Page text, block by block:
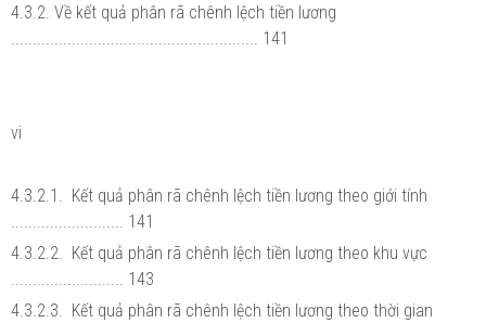
4.3.2. Về kết quả phân rã chênh lệch tiền lương
......................................................... 141
vi
4.3.2.1. Kết quả phân rã chênh lệch tiền lương theo giới tính
.......................... 141
4.3.2.2. Kết quả phân rã chênh lệch tiền lương theo khu vực
.......................... 143
4.3.2.3. Kết quả phân rã chênh lệch tiền lương theo thời gian